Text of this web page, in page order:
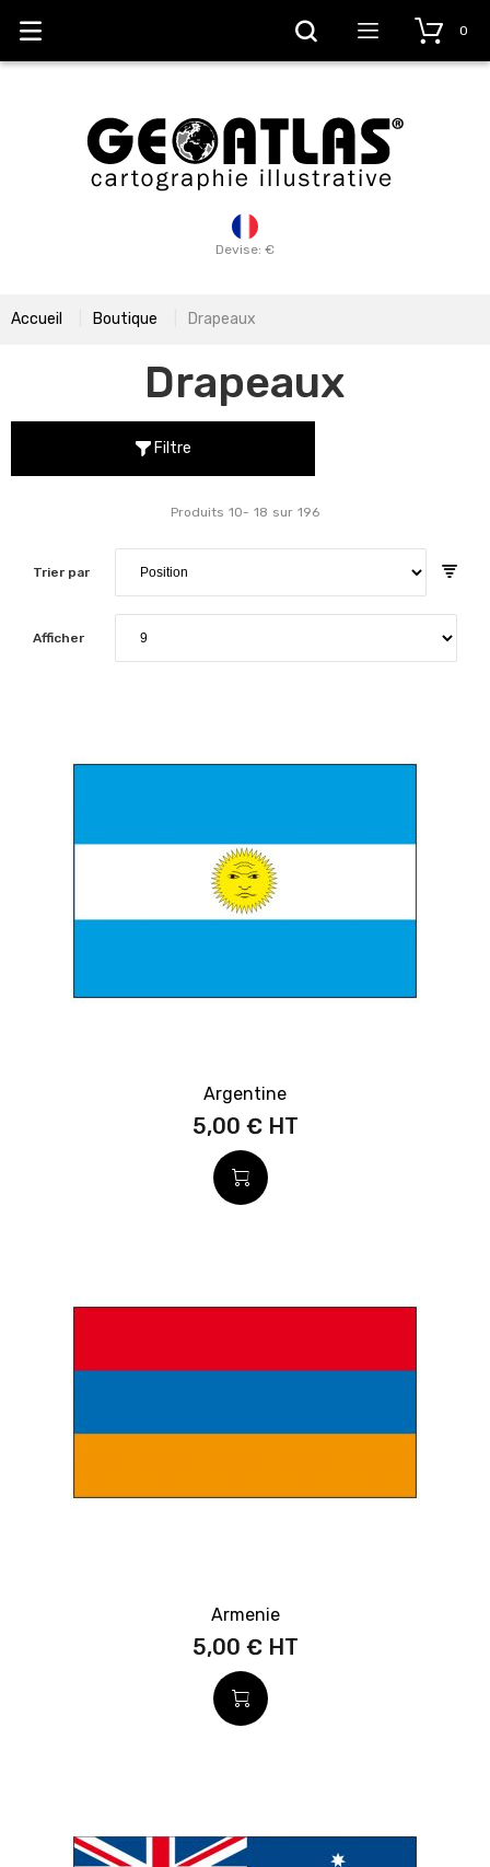
Devise: €
0
Accueil Boutique Drapeaux
Drapeaux
Filtre
Trier par
Produits 10- 18 sur 196
Afficher
Argentine
5,00 €
Armenie
5,00 €